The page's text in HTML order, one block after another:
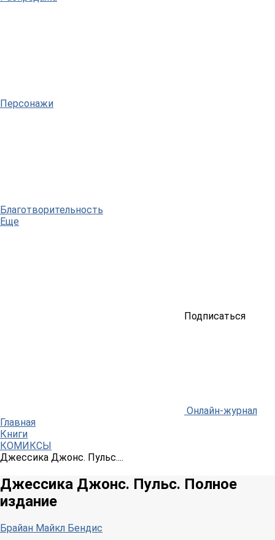
Персонажи
Благотворительность
Еще
Подписаться
Онлайн-журнал
Главная
Книги
КОМИКСЫ
Джессика Джонс. Пульс....
Джессика Джонс. Пульс. Полное
издание
Брайан Майкл Бендис